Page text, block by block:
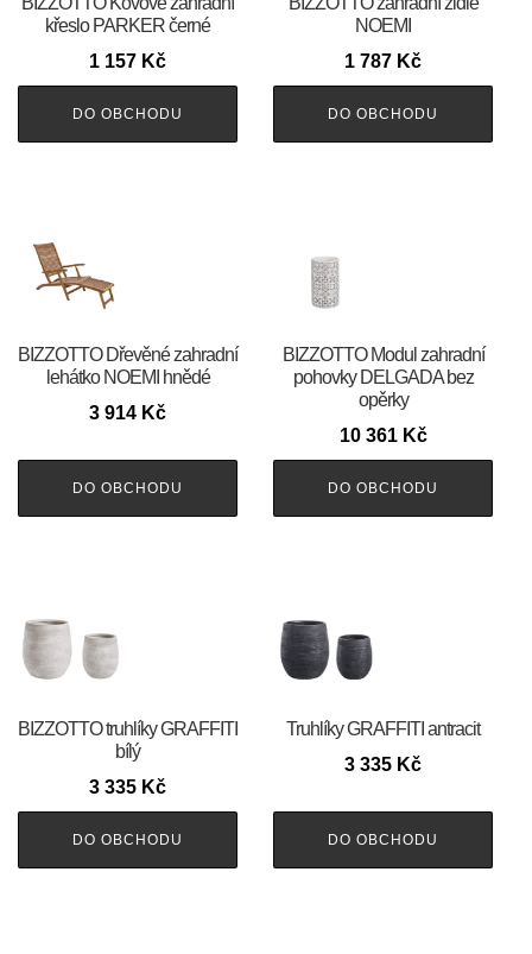
křeslo PARKER černé
1 157 Kč
DO OBCHODU
NOEMI
1 787 Kč
DO OBCHODU
BIZZOTTO Dřevěné zahradní
lehátko NOEMI hnědé
3 914 Kč
DO OBCHODU
BIZZOTTO Modul zahradní
pohovky DELGADA bez
opěrky
10 361 Kč
DO OBCHODU
BIZZOTTO truhlíky GRAFFITI
bílý
3 335 Kč
DO OBCHODU
Truhlíky GRAFFITI antracit
3 335 Kč
DO OBCHODU